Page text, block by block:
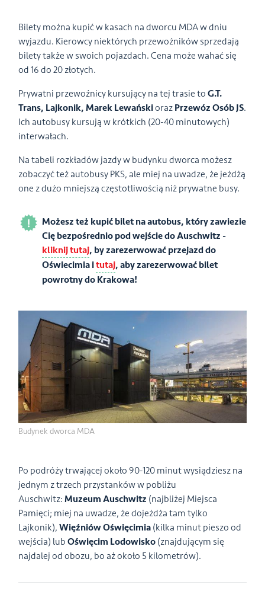
Bilety można kupić w kasach na dworcu MDA w dniu
wyjazdu. Kierowcy niektórych przewoźników sprzedają
bilety także w swoich pojazdach. Cena może wahać się
od 16 do 20 złotych.
Prywatni przewoźnicy kursujący na tej trasie to G.T.
Trans, Lajkonik, Marek Lewańskioraz Przewóz Osób JS.
Ich autobusy kursują w krótkich (20-40 minutowych)
interwałach.
Na tabeli rozkładów jazdy w budynku dworca możesz
zobaczyć też autobusy PKS, ale miej na uwadze, że jeżdżą
one z dużo mniejszą częstotliwością niż prywatne busy.
Możesz też kupić bilet na autobus, który zawiezie
Cię bezpośrednio pod wejście do Auschwitz -
kliknij tutaj, by zarezerwować przejazd do
Oświecimia itutaj, aby zarezerwować bilet
powrotny do Krakowa!
Budynek dworca MDA
Po podróży trwającej około 90-120 minut wysiądziesz na
jednym z trzech przystanków w pobliżu
Auschwitz:Muzeum Auschwitz (najbliżej Miejsca
Pamięci; miej na uwadze, że dojeżdża tam tylko
Lajkonik),Więźniów Oświęcimia (kilka minut pieszo od
wejścia) lubOświęcim Lodowisko (znajdującym się
najdalej od obozu, bo aż około 5 kilometrów).